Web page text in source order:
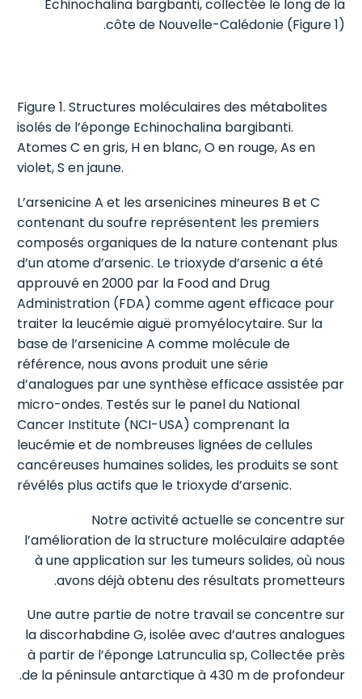
Echinochalina bargbanti, collectée le long de la
côte de Nouvelle-Calédonie (Figure 1).
Figure 1. Structures moléculaires des métabolites
isolés de l’éponge Echinochalina bargibanti.
Atomes C en gris, H en blanc, O en rouge, As en
violet, S en jaune.
L’arsenicine A et les arsenicines mineures B et C
contenant du soufre représentent les premiers
composés organiques de la nature contenant plus
d’un atome d’arsenic. Le trioxyde d’arsenic a été
approuvé en 2000 par la Food and Drug
Administration (FDA) comme agent efficace pour
traiter la leucémie aiguë promyélocytaire. Sur la
base de l’arsenicine A comme molécule de
référence, nous avons produit une série
d’analogues par une synthèse efficace assistée par
micro-ondes. Testés sur le panel du National
Cancer Institute (NCI-USA) comprenant la
leucémie et de nombreuses lignées de cellules
cancéreuses humaines solides, les produits se sont
révélés plus actifs que le trioxyde d’arsenic.
Notre activité actuelle se concentre sur
l’amélioration de la structure moléculaire adaptée
à une application sur les tumeurs solides, où nous
avons déjà obtenu des résultats prometteurs.
Une autre partie de notre travail se concentre sur
la discorhabdine G, isolée avec d’autres analogues
à partir de l’éponge Latrunculia sp, Collectée près
de la péninsule antarctique à 430 m de profondeur.